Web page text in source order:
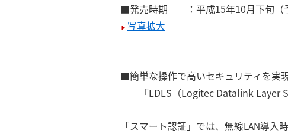
■発売時期 ：平成15年10月下旬（
写真拡大
■簡単な操作で高いセキュリティを実
「LDLS（Logitec Datalink Layer
「スマート認証」では、無線LAN導